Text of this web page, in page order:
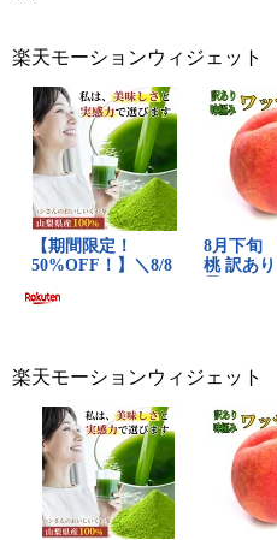
楽天モーションウィジェット
楽天モーションウィジェット